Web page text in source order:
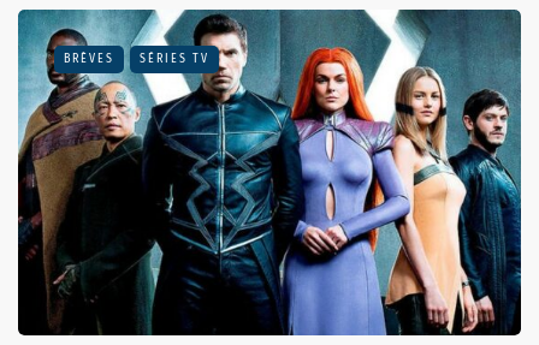
BRÈVES SÉRIES TV